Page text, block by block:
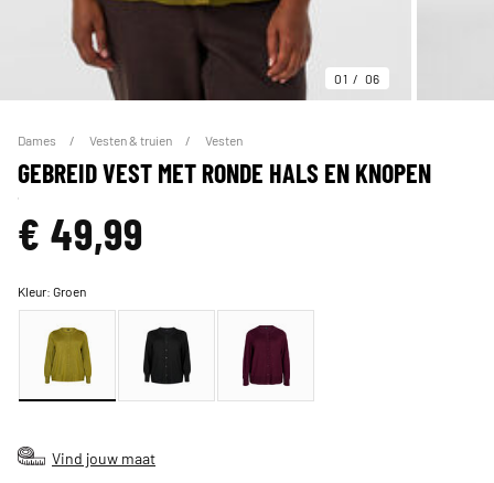
01 06
Dames Vesten & truien Vesten
GEBREID VEST MET RONDE HALS EN KNOPEN
€ 49,99
Kleur:Groen
Vind jouw maat